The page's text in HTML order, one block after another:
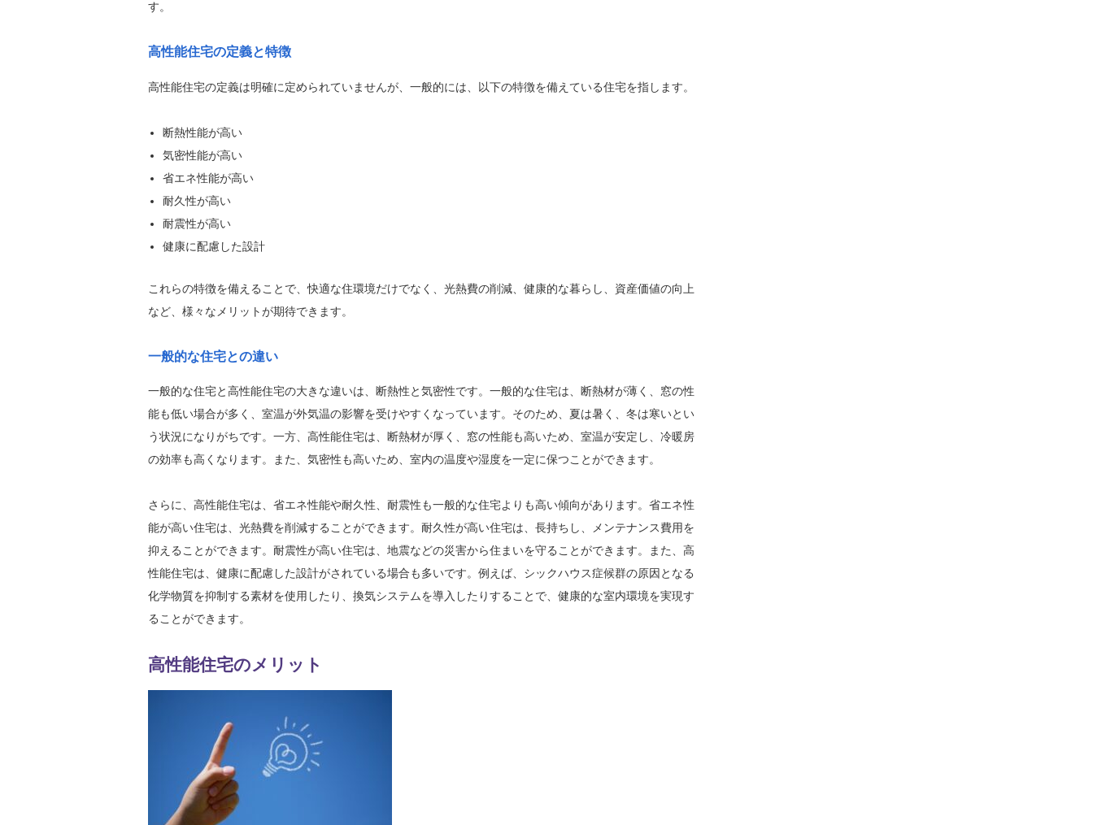
す。
高性能住宅の定義と特徴
高性能住宅の定義は明確に定められていませんが、一般的には、以下の特徴を備えている住宅を指します。
断熱性能が高い
気密性能が高い
省エネ性能が高い
耐久性が高い
耐震性が高い
健康に配慮した設計
これらの特徴を備えることで、快適な住環境だけでなく、光熱費の削減、健康的な暮らし、資産価値の向上
など、様々なメリットが期待できます。
一般的な住宅との違い
一般的な住宅と高性能住宅の大きな違いは、断熱性と気密性です。一般的な住宅は、断熱材が薄く、窓の性
能も低い場合が多く、室温が外気温の影響を受けやすくなっています。そのため、夏は暑く、冬は寒いとい
う状況になりがちです。一方、高性能住宅は、断熱材が厚く、窓の性能も高いため、室温が安定し、冷暖房
の効率も高くなります。また、気密性も高いため、室内の温度や湿度を一定に保つことができます。
さらに、高性能住宅は、省エネ性能や耐久性、耐震性も一般的な住宅よりも高い傾向があります。省エネ性
能が高い住宅は、光熱費を削減することができます。耐久性が高い住宅は、長持ちし、メンテナンス費用を
抑えることができます。耐震性が高い住宅は、地震などの災害から住まいを守ることができます。また、高
性能住宅は、健康に配慮した設計がされている場合も多いです。例えば、シックハウス症候群の原因となる
化学物質を抑制する素材を使用したり、換気システムを導入したりすることで、健康的な室内環境を実現す
ることができます。
高性能住宅のメリット